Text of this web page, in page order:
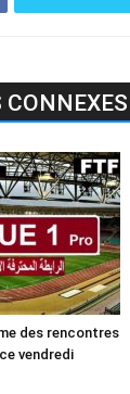
CONNEXES
des rencontres
vendredi